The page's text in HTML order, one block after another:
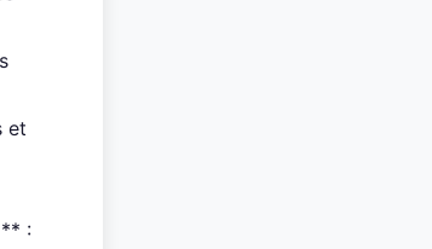
et
: